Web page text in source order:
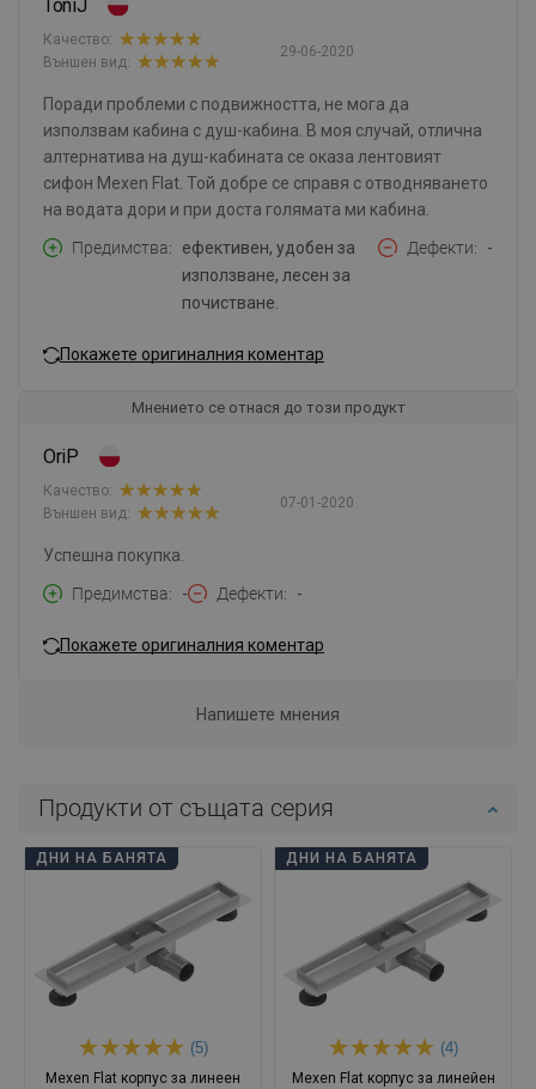
ToniJ
29-06-2020
Качество:
Външен вид:
Поради проблеми с подвижността, не мога да
използвам кабина с душ-кабина. В моя случай, отлична
алтернатива на душ-кабината се оказа лентовият
сифон Mexen Flat. Той добре се справя с отводняването
на водата дори и при доста голямата ми кабина.
Предимства
ефективен, удобен за
използване, лесен за
почистване.
Дефекти -
Покажете оригиналния коментар
Мнението се отнася до този продукт
OriP
07-01-2020
Качество:
Външен вид:
Успешна покупка.
Предимства
- Дефекти -
Покажете оригиналния коментар
Напишете мнения
Продукти от същата серия
ДНИ НА БАНЯТА
(5)
Mexen Flat корпус за линеен
ДНИ НА БАНЯТА
(4)
Mexen Flat корпус за линейен